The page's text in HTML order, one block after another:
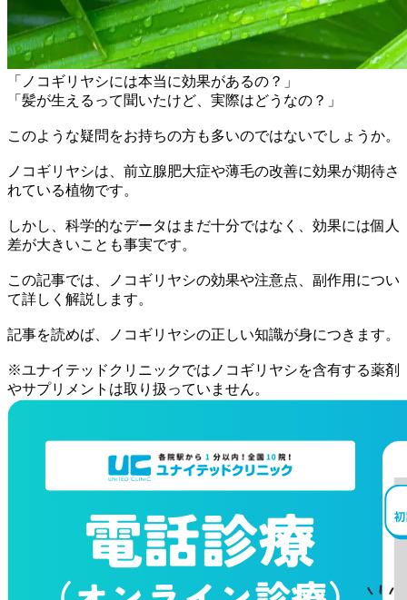
「ノコギリヤシには本当に効果があるの？」
「髪が生えるって聞いたけど、実際はどうなの？」
このような疑問をお持ちの方も多いのではないでしょうか。
ノコギリヤシは、前立腺肥大症や薄毛の改善に効果が期待さ
れている植物です。
しかし、科学的なデータはまだ十分ではなく、効果には個人
差が大きいことも事実です。
この記事では、ノコギリヤシの効果や注意点、副作用につい
て詳しく解説します。
記事を読めば、ノコギリヤシの正しい知識が身につきます。
※ユナイテッドクリニックではノコギリヤシを含有する薬剤
やサプリメントは取り扱っていません。